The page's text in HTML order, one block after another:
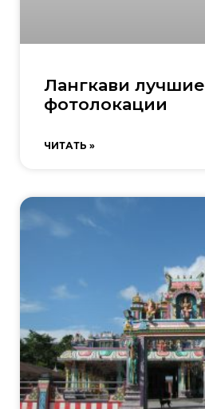
Лангкави лучшие
фотолокации
ЧИТАТЬ »